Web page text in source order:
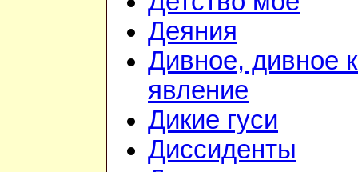
Деяния
Дивное, дивное
явление
Дикие гуси
Диссиденты